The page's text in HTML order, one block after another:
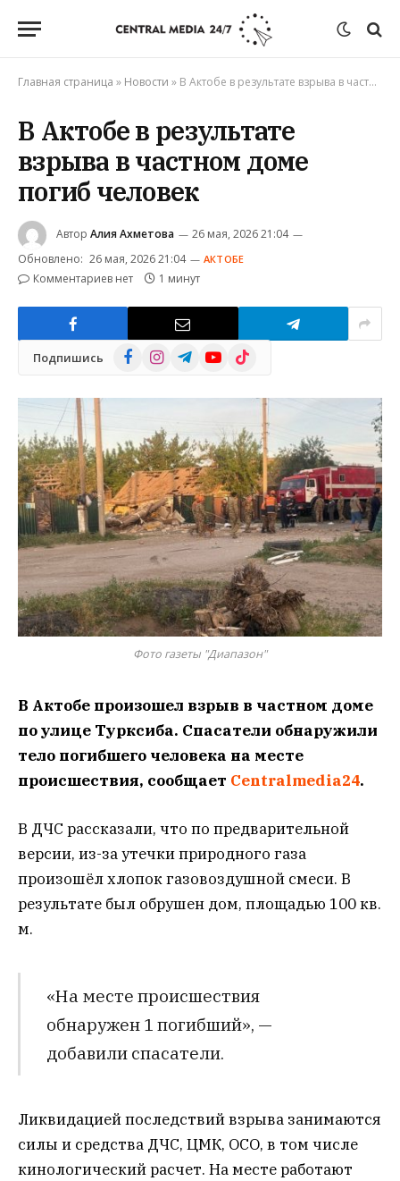
Главная страница » Новости » В Актобе в результате взрыва в частном доме погиб человек
В Актобе в результате
взрыва в частном доме
погиб человек
Автор Алия Ахметова
26 мая, 2026 21:04
Обновлено: 26 мая, 2026 21:04 АКТОБЕ
Комментариев нет 1 минут
Подпишись FacebookInstagramTelegramYouTube
TikTok
Фото газеты "Диапазон"
В Актобе произошел взрыв в частном доме
по улице Турксиба. Спасатели обнаружили
тело погибшего человека на месте
происшествия, сообщает Centralmedia24.
В ДЧС рассказали, что по предварительной
версии, из-за утечки природного газа
произошёл хлопок газовоздушной смеси. В
результате был обрушен дом, площадью 100 кв.
м.
«На месте происшествия
обнаружен 1 погибший», —
добавили спасатели.
Ликвидацией последствий взрыва занимаются
силы и средства ДЧС, ЦМК, ОСО, в том числе
кинологический расчет. На месте работают